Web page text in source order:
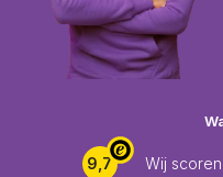
9,7 Wij